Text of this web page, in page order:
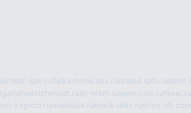
airheat-spb.rufisika.home.nov.ruorakul.spb.ru
sn-hram.rusenovosti.rufexer.ru
pro-kirpichi.ru israelsale.rublack-lady.rustroy-db.com